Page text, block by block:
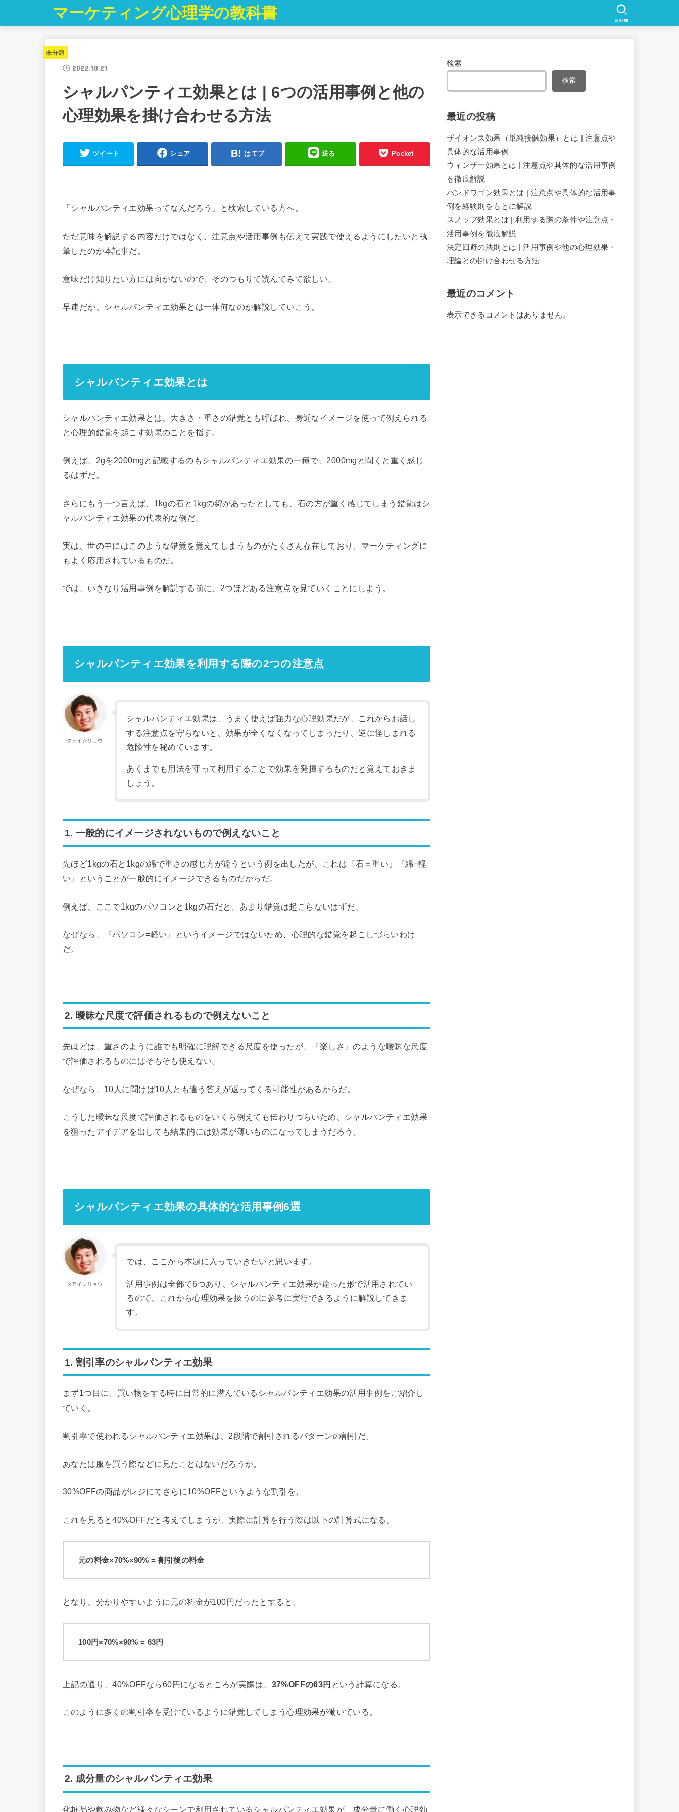
マーケティング心理学の教科書 SEARCH
未分類
2022.10.21
シャルパンティエ効果とは | 6つの活用事例と他の
心理効果を掛け合わせる方法
ツイート シェア はてブ 送る Pocket
「シャルパンティエ効果ってなんだろう」と検索している方へ。
ただ意味を解説する内容だけではなく、注意点や活用事例も伝えて実践で使えるようにしたいと執
筆したのが本記事だ。
意味だけ知りたい方には向かないので、そのつもりで読んでみて欲しい。
早速だが、シャルパンティエ効果とは一体何なのか解説していこう。
シャルパンティエ効果とは
シャルパンティエ効果とは、大きさ・重さの錯覚とも呼ばれ、身近なイメージを使って例えられる
と心理的錯覚を起こす効果のことを指す。
例えば、2gを2000mgと記載するのもシャルパンティエ効果の一種で、2000mgと聞くと重く感じ
るはずだ。
さらにもう一つ言えば、1kgの石と1kgの綿があったとしても、石の方が重く感じてしまう錯覚はシ
ャルパンティエ効果の代表的な例だ。
実は、世の中にはこのような錯覚を覚えてしまうものがたくさん存在しており、マーケティングに
もよく応用されているものだ。
では、いきなり活用事例を解説する前に、2つほどある注意点を見ていくことにしよう。
シャルパンティエ効果を利用する際の2つの注意点
タテイシリョウ
シャルパンティエ効果は、うまく使えば強力な心理効果だが、これからお話し
する注意点を守らないと、効果が全くなくなってしまったり、逆に怪しまれる
危険性を秘めています。
あくまでも用法を守って利用することで効果を発揮するものだと覚えておきま
しょう。
1. 一般的にイメージされないもので例えないこと
先ほど1kgの石と1kgの綿で重さの感じ方が違うという例を出したが、これは『石＝重い』『綿=軽
い』ということが一般的にイメージできるものだからだ。
例えば、ここで1kgのパソコンと1kgの石だと、あまり錯覚は起こらないはずだ。
なぜなら、『パソコン=軽い』というイメージではないため、心理的な錯覚を起こしづらいわけ
だ。
2. 曖昧な尺度で評価されるもので例えないこと
先ほどは、重さのように誰でも明確に理解できる尺度を使ったが、『楽しさ』のような曖昧な尺度
で評価されるものにはそもそも使えない。
なぜなら、10人に聞けば10人とも違う答えが返ってくる可能性があるからだ。
こうした曖昧な尺度で評価されるものをいくら例えても伝わりづらいため、シャルパンティエ効果
を狙ったアイデアを出しても結果的には効果が薄いものになってしまうだろう。
シャルパンティエ効果の具体的な活用事例6選
タテイシリョウ
では、ここから本題に入っていきたいと思います。
活用事例は全部で6つあり、シャルパンティエ効果が違った形で活用されてい
るので、これから心理効果を扱うのに参考に実行できるように解説してきま
す。
1. 割引率のシャルパンティエ効果
まず1つ目に、買い物をする時に日常的に潜んでいるシャルパンティエ効果の活用事例をご紹介し
ていく。
割引率で使われるシャルパンティエ効果は、2段階で割引されるパターンの割引だ。
あなたは服を買う際などに見たことはないだろうか。
30%OFFの商品がレジにてさらに10%OFFというような割引を。
これを見ると40%OFFだと考えてしまうが、実際に計算を行う際は以下の計算式になる。
元の料金×70%×90% = 割引後の料金
となり、分かりやすいように元の料金が100円だったとすると、
100円×70%×90% = 63円
上記の通り、40%OFFなら60円になるところが実際は、 37%OFFの63円 という計算になる。
このように多くの割引率を受けているように錯覚してしまう心理効果が働いている。
2. 成分量のシャルパンティエ効果
化粧品や飲み物など様々なシーンで利用されているシャルパンティエ効果が、成分量に働く心理効
検索
検索
最近の投稿
ザイオンス効果（単純接触効果）とは | 注意点や
具体的な活用事例
ウィンザー効果とは | 注意点や具体的な活用事例
を徹底解説
バンドワゴン効果とは | 注意点や具体的な活用事
例を経験則をもとに解説
スノッブ効果とは | 利用する際の条件や注意点・
活用事例を徹底解説
決定回避の法則とは | 活用事例や他の心理効果・
理論との掛け合わせる方法
最近のコメント
表示できるコメントはありません。